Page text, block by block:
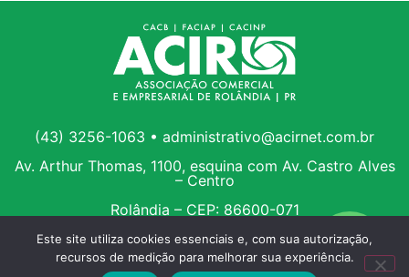
(43) 3256-1063 • administrativo@acirnet.com.br
Av. Arthur Thomas, 1100, esquina com Av. Castro Alves
– Centro
Rolândia – CEP: 86600-071
Este site utiliza cookies essenciais e, com sua autorização,
recursos de medição para melhorar sua experiência.